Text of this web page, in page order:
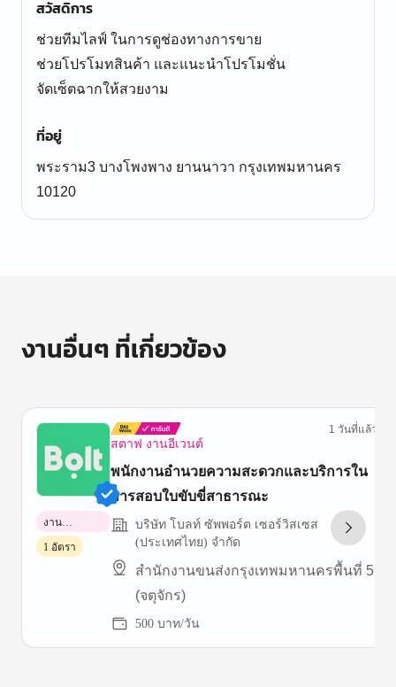
สวัสดิการ
ช่วยทีมไลฟ์ ในการดูช่องทางการขาย
ช่วยโปรโมทสินค้า และแนะนำโปรโมชั่น
จัดเซ็ตฉากให้สวยงาม
ที่อยู่
พระราม3 บางโพงพาง ยานนาวา กรุงเทพมหานคร
10120
งานอื่นๆ ที่เกี่ยวข้อง
สตาฟ งานอีเวนต์
1 วันที่แล้ว
พนักงานอำนวยความสะดวกและบริการใน
การสอบใบขับขี่สาธารณะ
บริษัท โบลท์ ซัพพอร์ต เซอร์วิสเซส
(ประเทศไทย) จำกัด
สำนักงานขนส่งกรุงเทพมหานครพื้นที่ 5
(จตุจักร)
500 บาท/วัน
งาน
พาร์ทไทม์
1 อัตรา